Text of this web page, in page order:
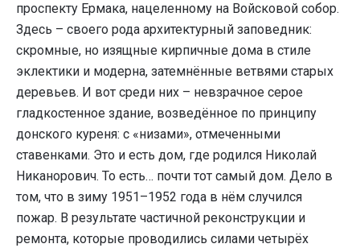
проспекту Ермака, нацеленному на Войсковой собор.
Здесь – своего рода архитектурный заповедник:
скромные, но изящные кирпичные дома в стиле
эклектики и модерна, затемнённые ветвями старых
деревьев. И вот среди них – невзрачное серое
гладкостенное здание, возведённое по принципу
донского куреня: с «низами», отмеченными
ставенками. Это и есть дом, где родился Николай
Никанорович. То есть… почти тот самый дом. Дело в
том, что в зиму 1951–1952 года в нём случился
пожар. В результате частичной реконструкции и
ремонта, которые проводились силами четырёх